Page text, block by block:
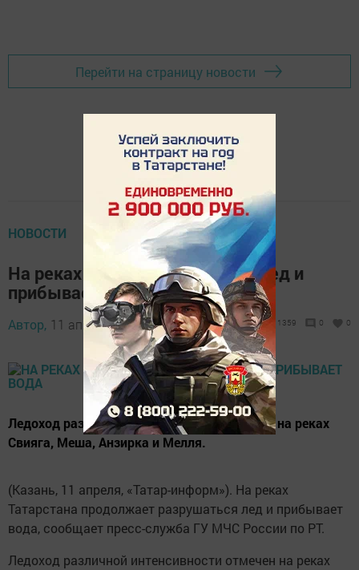
Перейти на страницу новости
НОВОСТИ
На реках Татарстана рушится лед и
прибывает вода
Автор, 11 апреля 2018 - 11:10 1359 0 0
Ледоход различной интенсивности отмечен на реках
Свияга, Меша, Анзирка и Мелля.
(Казань, 11 апреля, «Татар-информ»). На реках
Татарстана продолжает разрушаться лед и прибывает
вода, сообщает пресс-служба ГУ МЧС России по РТ.
Ледоход различной интенсивности отмечен на реках